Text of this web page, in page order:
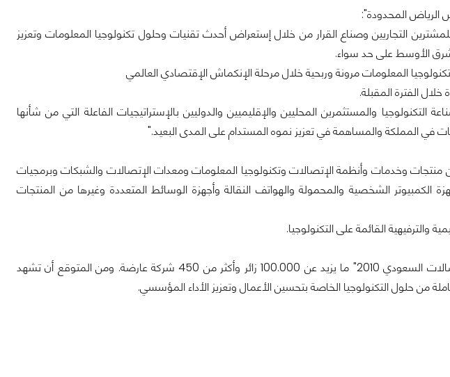
الرياض المحدودة":
2011" منصة رائدة للمشترين التجاريين وصناع القرار من خلال إستعراض أحدث تقنيات وحلول تكنولوجيا المعلومات وتعزيز
الأوسط على حد سواء.
المعلومات مرونة وربحية خلال مرحلة الإنكماش الإقتصادي العالمي
الفترة المقبلة.
والمستثمرين المحليين والإقليميين والدوليين بالإستراتيجيات الفاعلة التي من شأنها
في المملكة والمساهمة في تعزيز نموه المستدام على المدى البعيد."
وخدمات وأنظمة الإتصالات وتكنولوجيا المعلومات ومعدات الإتصالات والشبكات وبرمجيات
الكمبيوتر الشخصية والمحمولة والهواتف النقالة وأجهزة الوسائط المتعددة وغيرها من المنتجات
القائمة على التكنولوجيا.
وجمع معرض "جيتكس السعودية 2010" و"معرض الإتصالات السعودي 2010" ما يزيد عن 100.000 زائر وأكثر من 450 شركة عارضة. ومن المتوقع أن تشهد
من حلول التكنولوجيا الخاصة بتحسين الأعمال وتعزيز الأداء المؤسسي.